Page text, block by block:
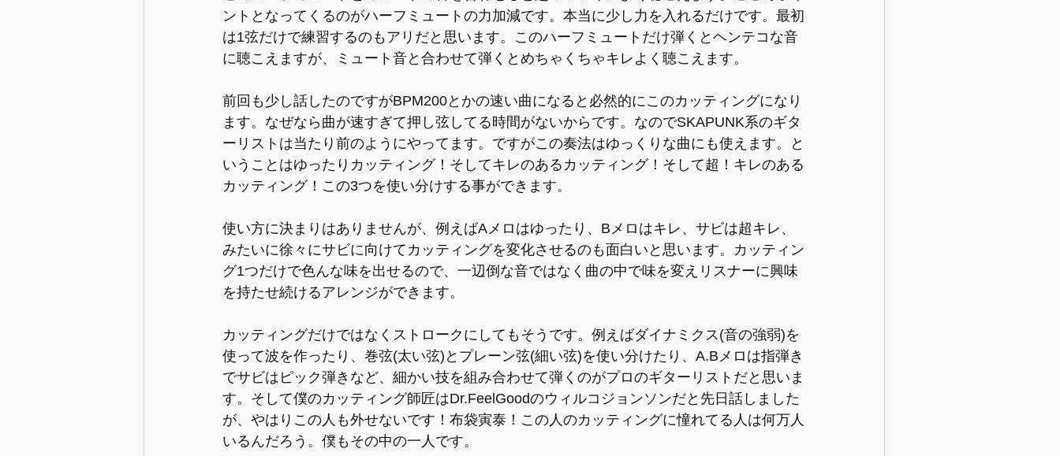
ントとなってくるのがハーフミュートの力加減です。本当に少し力を入れるだけです。最初
は1弦だけで練習するのもアリだと思います。このハーフミュートだけ弾くとヘンテコな音
に聴こえますが、ミュート音と合わせて弾くとめちゃくちゃキレよく聴こえます。
前回も少し話したのですがBPM200とかの速い曲になると必然的にこのカッティングになり
ます。なぜなら曲が速すぎて押し弦してる時間がないからです。なのでSKAPUNK系のギタ
ーリストは当たり前のようにやってます。ですがこの奏法はゆっくりな曲にも使えます。と
いうことはゆったりカッティング！そしてキレのあるカッティング！そして超！キレのある
カッティング！この3つを使い分けする事ができます。
使い方に決まりはありませんが、例えばAメロはゆったり、Bメロはキレ、サビは超キレ、
みたいに徐々にサビに向けてカッティングを変化させるのも面白いと思います。カッティン
グ1つだけで色んな味を出せるので、一辺倒な音ではなく曲の中で味を変えリスナーに興味
を持たせ続けるアレンジができます。
カッティングだけではなくストロークにしてもそうです。例えばダイナミクス(音の強弱)を
使って波を作ったり、巻弦(太い弦)とプレーン弦(細い弦)を使い分けたり、A.Bメロは指弾き
でサビはピック弾きなど、細かい技を組み合わせて弾くのがプロのギターリストだと思いま
す。そして僕のカッティング師匠はDr.FeelGoodのウィルコジョンソンだと先日話しました
が、やはりこの人も外せないです！布袋寅泰！この人のカッティングに憧れてる人は何万人
いるんだろう。僕もその中の一人です。